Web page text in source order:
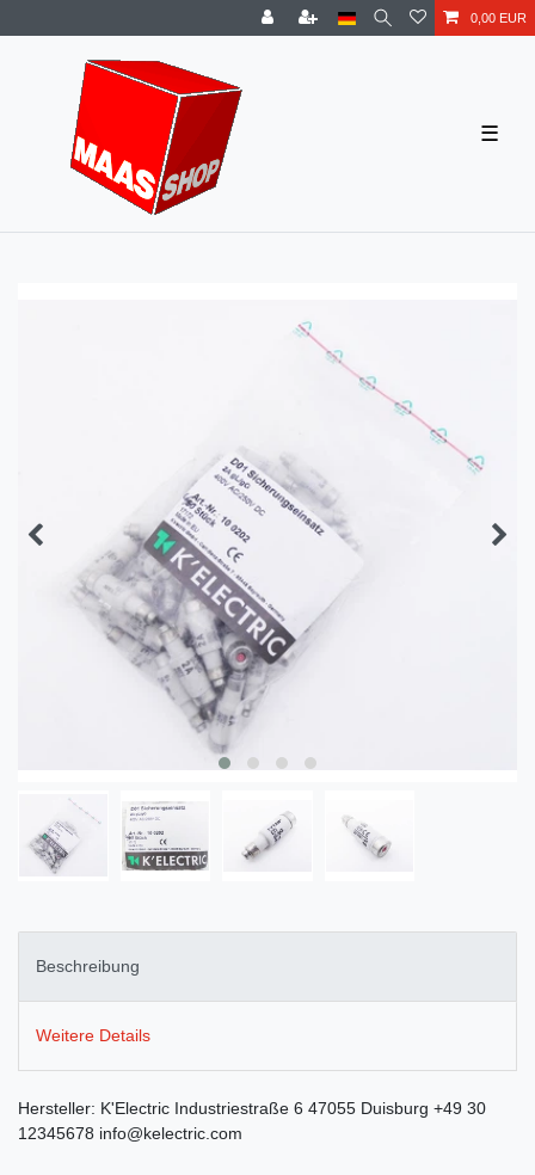
0,00 EUR
☰
Beschreibung
Weitere Details
Hersteller: K'Electric Industriestraße 6 47055 Duisburg +49 30
12345678 info@kelectric.com